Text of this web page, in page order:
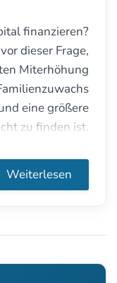
finanzieren?
dieser Frage,
Miterhöhung
eine größere
zu finden ist.
lässt, ist
möglich.
Weiterlesen